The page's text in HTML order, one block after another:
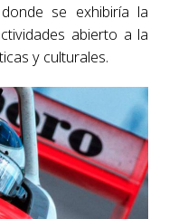
se exhibiría la
abierto a la
y culturales.